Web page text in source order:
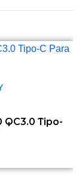
QC3.0 Tipo-